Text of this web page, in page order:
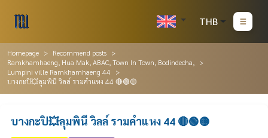
THB
Homepage
Recommend posts
Ramkhamhaeng, Hua Mak, ABAC, Town In Town, Bodindecha,
Lumpini ville Ramkhamhaeng 44
บางกะปิ💥ลุมพินี วิลล์ รามคำแหง 44 🔴🟢🟡
บางกะปิ💥ลุมพินี วิลล์ รามคำแหง 44 🔴🟢🟡